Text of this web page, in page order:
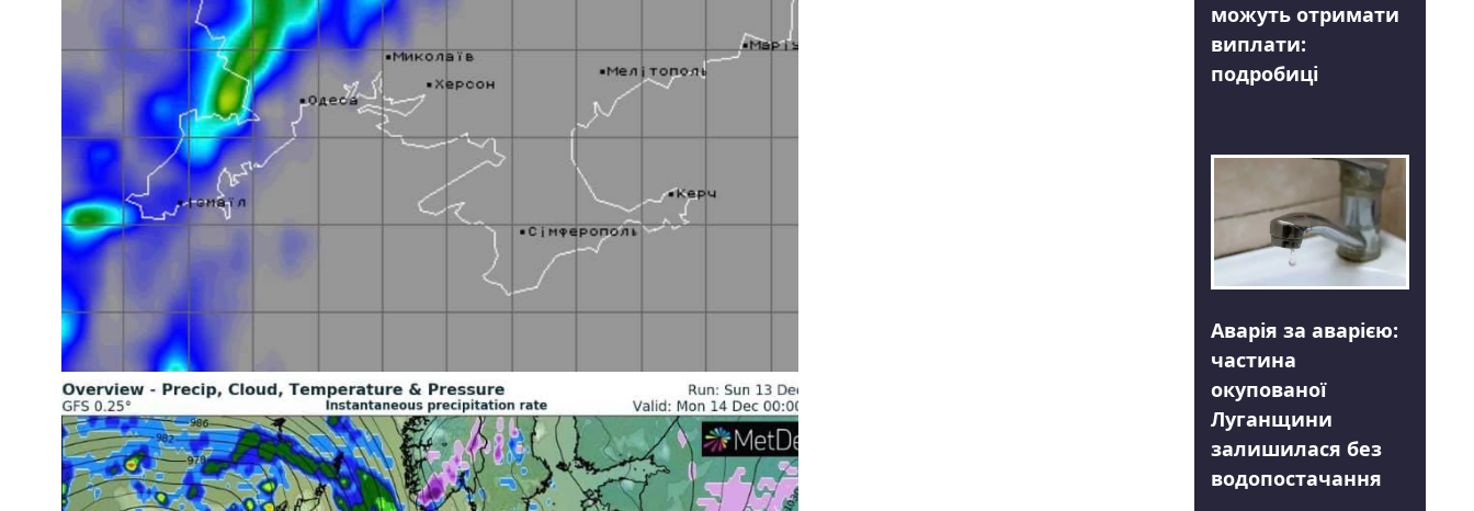
можуть отримати
виплати:
подробиці
Аварія за аварією:
частина
окупованої
Луганщини
залишилася без
водопостачання